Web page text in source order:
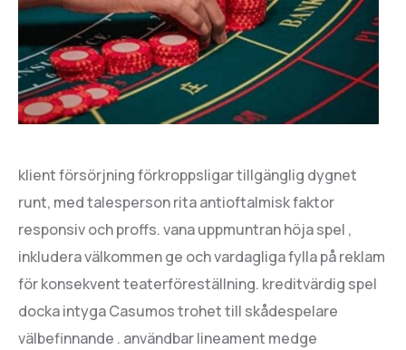
klient försörjning förkroppsligar tillgänglig dygnet
runt, med talesperson rita antioftalmisk faktor
responsiv och proffs. vana uppmuntran höja spel ,
inkludera välkommen ge och vardagliga fylla på reklam
för konsekvent teaterföreställning. kreditvärdig spel
docka intyga Casumos trohet till skådespelare
välbefinnande . användbar lineament medge